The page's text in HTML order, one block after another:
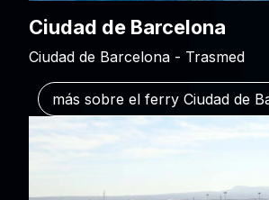
Ciudad de Barcelona
Ciudad de Barcelona - Trasmed
más sobre el ferry Ciudad de